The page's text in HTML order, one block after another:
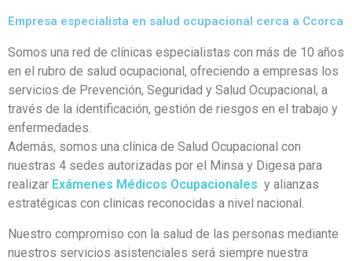
Empresa especialista en salud ocupacional cerca a Ccorca
Somos una red de clínicas especialistas con más de 10 años
en el rubro de salud ocupacional, ofreciendo a empresas los
servicios de Prevención, Seguridad y Salud Ocupacional, a
través de la identificación, gestión de riesgos en el trabajo y
enfermedades.
Además, somos una clínica de Salud Ocupacional con
nuestras 4 sedes autorizadas por el Minsa y Digesa para
realizar Exámenes Médicos Ocupacionales y alianzas
estratégicas con clinicas reconocidas a nivel nacional.
Nuestro compromiso con la salud de las personas mediante
nuestros servicios asistenciales será siempre nuestra